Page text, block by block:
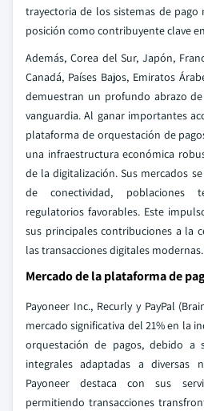
trayectoria de los sistemas de
posición como contribuyente clave
Además, Corea del Sur, Japón,
Canadá, Países Bajos, Emiratos
demuestran un profundo abrazo
vanguardia. Al ganar importantes
plataforma de orquestación de
una infraestructura económica
de la digitalización. Sus mercados
de conectividad, poblaciones
regulatorios favorables. Este
sus principales contribuciones a la
las transacciones digitales modernas.
Mercado de la plataforma de
Payoneer Inc., Recurly y PayPal
mercado significativa del 21% en la
orquestación de pagos, debido a
integrales adaptadas a diversas
Payoneer destaca con sus
permitiendo transacciones